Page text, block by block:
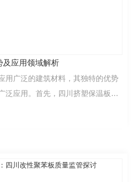
及应用领域解析
用广泛的建筑材料，其独特的优势
泛应用。首先，四川挤塑保温板具